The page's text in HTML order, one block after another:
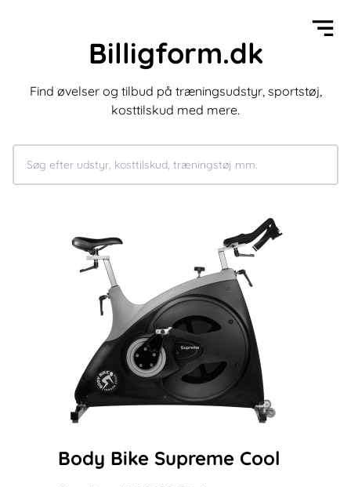
Billigform.dk
Find øvelser og tilbud på træningsudstyr, sportstøj,
kosttilskud med mere.
Body Bike Supreme Cool